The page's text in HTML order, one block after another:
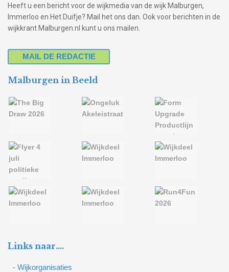
Heeft u een bericht voor de wijkmedia van de wijk Malburgen,
Immerloo en Het Duifje? Mail het ons dan. Ook voor berichten in de
wijkkrant Malburgen.nl kunt u ons mailen.
MAIL DE REDACTIE
Malburgen in Beeld
Links naar….
- Wijkorganisaties